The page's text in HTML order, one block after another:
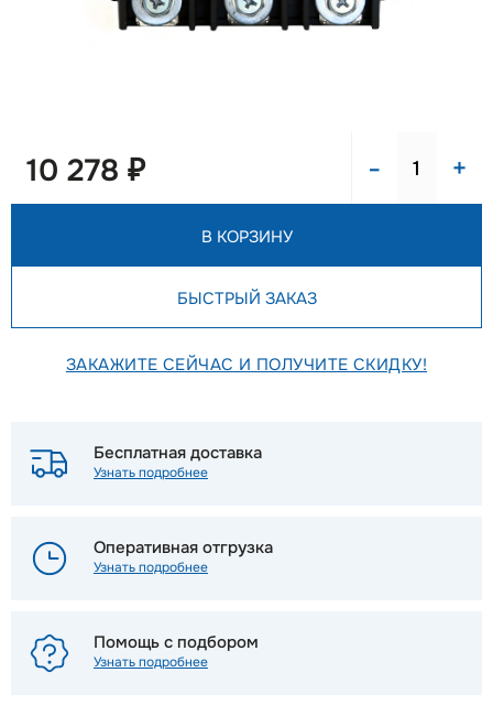
10 278 ₽ - +
В КОРЗИНУ
БЫСТРЫЙ ЗАКАЗ
ЗАКАЖИТЕ СЕЙЧАС И ПОЛУЧИТЕ СКИДКУ!
Бесплатная доставка
Узнать подробнее
Оперативная отгрузка
Узнать подробнее
Помощь с подбором
Узнать подробнее